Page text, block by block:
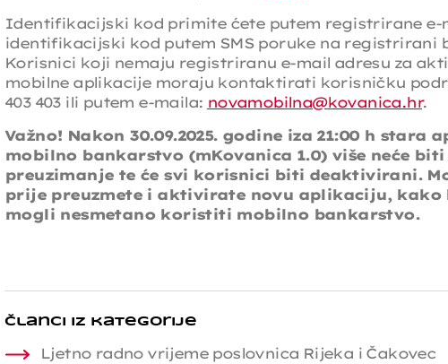
Identifikacijski kod primite ćete putem registrirane e-
identifikacijski kod putem SMS poruke na registrirani
Korisnici koji nemaju registriranu e-mail adresu za
mobilne aplikacije moraju kontaktirati korisničku
403 403 ili putem e-maila: novamobilna@kovanica.hr.
Važno! Nakon 30.09.2025. godine iza 21:00 h stara
mobilno bankarstvo (mKovanica 1.0) više neće
preuzimanje te će svi korisnici biti deaktivirani.
prije preuzmete i aktivirate novu aplikaciju, kako
mogli nesmetano koristiti mobilno bankarstvo.
Članci iz kategorije
Ljetno radno vrijeme poslovnica Rijeka i Čakovec